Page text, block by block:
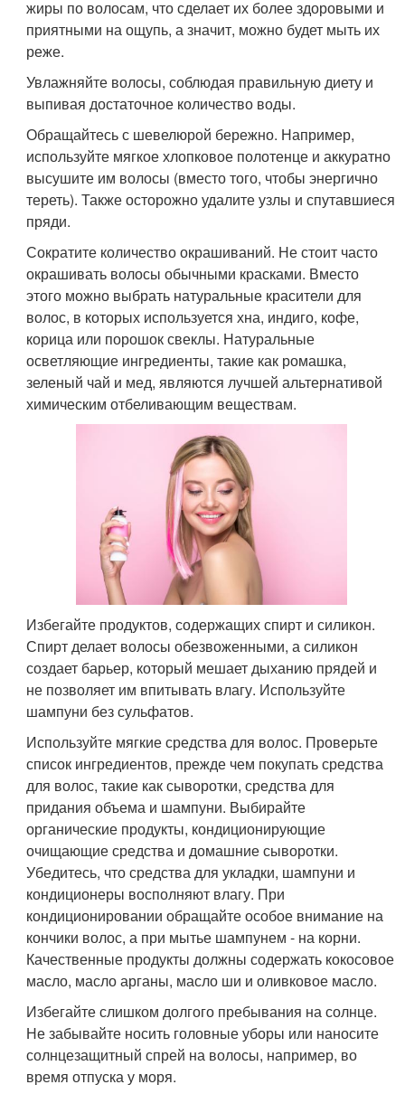
жиры по волосам, что сделает их более здоровыми и
приятными на ощупь, а значит, можно будет мыть их
реже.
Увлажняйте волосы, соблюдая правильную диету и
выпивая достаточное количество воды.
Обращайтесь с шевелюрой бережно. Например,
используйте мягкое хлопковое полотенце и аккуратно
высушите им волосы (вместо того, чтобы энергично
тереть). Также осторожно удалите узлы и спутавшиеся
пряди.
Сократите количество окрашиваний. Не стоит часто
окрашивать волосы обычными красками. Вместо
этого можно выбрать натуральные красители для
волос, в которых используется хна, индиго, кофе,
корица или порошок свеклы. Натуральные
осветляющие ингредиенты, такие как ромашка,
зеленый чай и мед, являются лучшей альтернативой
химическим отбеливающим веществам.
Избегайте продуктов, содержащих спирт и силикон.
Спирт делает волосы обезвоженными, а силикон
создает барьер, который мешает дыханию прядей и
не позволяет им впитывать влагу. Используйте
шампуни без сульфатов.
Используйте мягкие средства для волос. Проверьте
список ингредиентов, прежде чем покупать средства
для волос, такие как сыворотки, средства для
придания объема и шампуни. Выбирайте
органические продукты, кондиционирующие
очищающие средства и домашние сыворотки.
Убедитесь, что средства для укладки, шампуни и
кондиционеры восполняют влагу. При
кондиционировании обращайте особое внимание на
кончики волос, а при мытье шампунем - на корни.
Качественные продукты должны содержать кокосовое
масло, масло арганы, масло ши и оливковое масло.
Избегайте слишком долгого пребывания на солнце.
Не забывайте носить головные уборы или наносите
солнцезащитный спрей на волосы, например, во
время отпуска у моря.